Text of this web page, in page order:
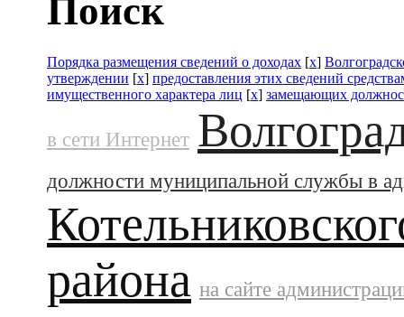
Поиск
Порядка размещения сведений о доходах [x]
утверждении [x] предоставления этих сведений
имущественного характера лиц [x] замещающих
в сети Интернет
должности муниципальной службы в
района на сайте